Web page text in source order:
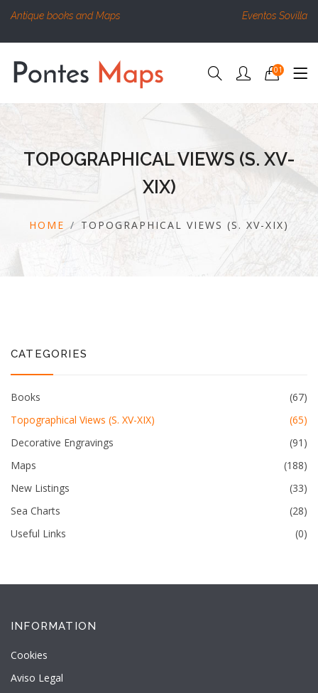
Antique books and Maps Eventos Sovilla
01
TOPOGRAPHICAL VIEWS (S. XV-
XIX)
HOME TOPOGRAPHICAL VIEWS (S. XV-XIX)
CATEGORIES
Books
(67)
Topographical Views (S. XV-XIX)
(65)
Decorative Engravings
(91)
Maps
(188)
New Listings
(33)
Sea Charts
(28)
Useful Links
(0)
INFORMATION
Cookies
Aviso Legal